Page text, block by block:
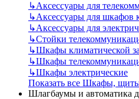
↳Аксессуары для
↳Аксессуары для шкафов
↳Аксессуары для
↳Стойки
↳Шкафы климатической
↳Шкафы
↳Шкафы электрические
Показать все Шкафы,
Шлагбаумы и автоматика